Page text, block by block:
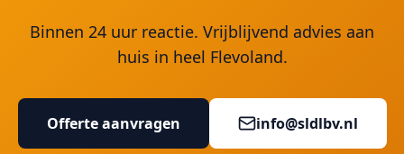
Binnen 24 uur reactie. Vrijblijvend advies aan
huis in heel Flevoland.
Offerte aanvragen info@sldlbv.nl